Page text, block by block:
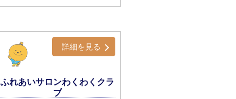
ふれあいサロンわくわくクラ
ブ
詳細を見る